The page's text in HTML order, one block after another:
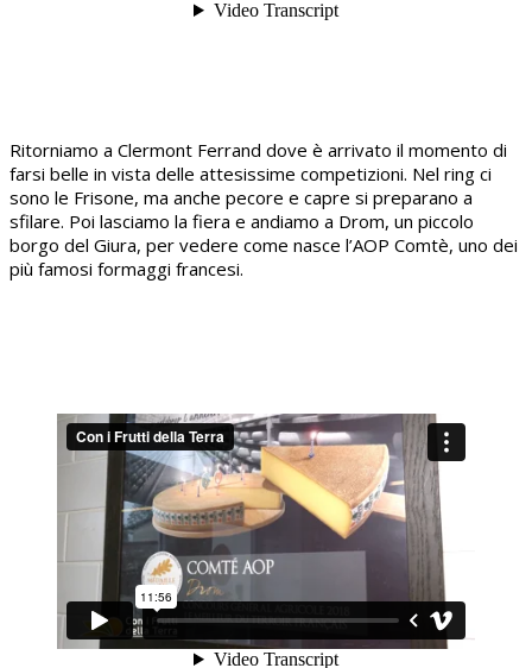
Ritorniamo a Clermont Ferrand dove è arrivato il momento di
farsi belle in vista delle attesissime competizioni. Nel ring ci
sono le Frisone, ma anche pecore e capre si preparano a
sfilare. Poi lasciamo la fiera e andiamo a Drom, un piccolo
borgo del Giura, per vedere come nasce l’AOP Comtè, uno dei
più famosi formaggi francesi.